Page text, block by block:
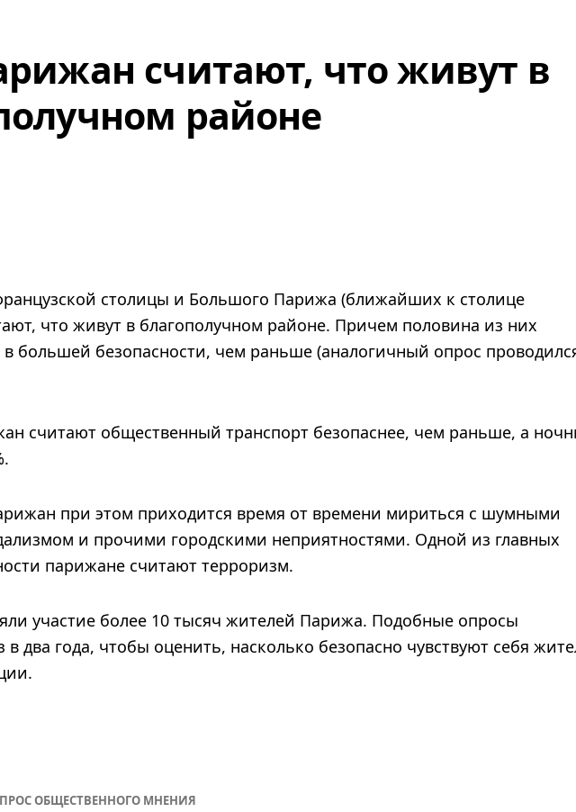
считают, что живут в
районе
столицы и Большого Парижа (ближайших к столице
что живут в благополучном районе. Причем половина из них
в большей безопасности, чем раньше (аналогичный опрос
считают общественный транспорт безопаснее, чем раньше, а
при этом приходится время от времени мириться с шумными
и прочими городскими неприятностями. Одной из главных
парижане считают терроризм.
участие более 10 тысяч жителей Парижа. Подобные опросы
в два года, чтобы оценить, насколько безопасно чувствуют себя
ОБЩЕСТВЕННОГО МНЕНИЯ